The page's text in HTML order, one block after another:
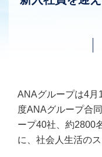
ANAグループは4月
度ANAグループ合
ープ40社、約2800
に、社会人生活の